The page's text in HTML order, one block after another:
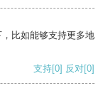
比如能够支持更多地
支持[0] 反对[0]